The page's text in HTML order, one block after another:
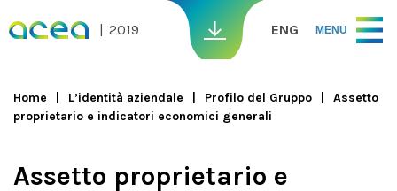
2019 ENG MENU
You are here
Home L’identità aziendale Profilo del Gruppo
Assetto
proprietario e indicatori economici generali
Assetto proprietario e